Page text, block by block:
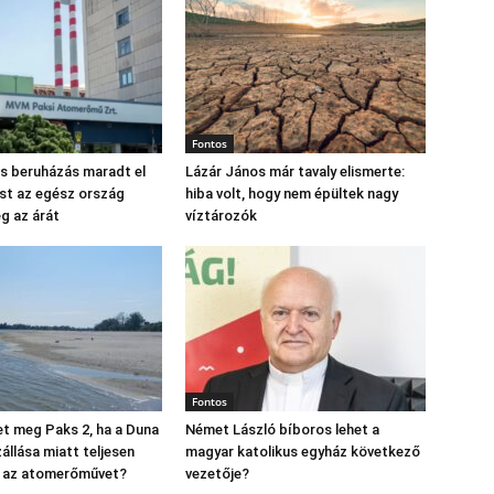
beruházás maradt el
az egész ország
az árát
Fontos
Lázár János már tavaly elismerte:
hiba volt, hogy nem épültek nagy
víztározók
meg Paks 2, ha a Duna
miatt teljesen
atomerőművet?
Fontos
Német László bíboros lehet a
magyar katolikus egyház következő
vezetője?